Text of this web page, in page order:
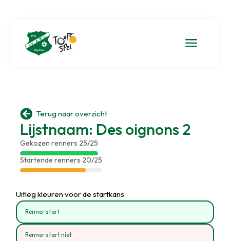
a
 Terug naar overzicht
Lijstnaam: Des oignons 2
Gekozen renners 25/25
Startende renners 20/25
Uitleg kleuren voor de startkans
Renner start
Renner start niet